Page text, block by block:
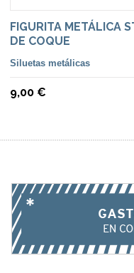
FIGURITA METÁLICA
DE COQUE
Siluetas metálicas
9,00 €